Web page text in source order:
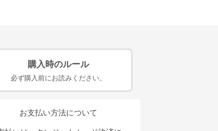
購入時のルール
必ず購入前にお読みください。
お支払い方法について